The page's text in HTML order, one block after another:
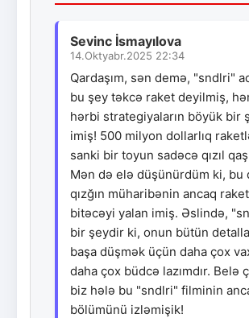
Sevinc İsmayılova
14.Oktyabr.2025 22:34
Qardaşım, sən demə, "sndlri"
bu şey təkcə raket deyilmiş,
hərbi strategiyaların böyük bir
imiş! 500 milyon dollarlıq
sanki bir toyun sadəcə qızıl
Mən də elə düşünürdüm ki, bu
qızğın müharibənin ancaq
bitəcəyi yalan imiş. Əslində,
bir şeydir ki, onun bütün
başa düşmək üçün daha çox
daha çox büdcə lazımdır. Belə
biz hələ bu "sndlri" filminin
bölümünü izləmişik!